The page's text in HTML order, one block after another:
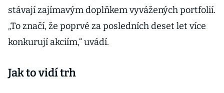
stávají zajímavým doplňkem vyvážených portfolií.
„To značí, že poprvé za posledních deset let více
konkurují akciím,“ uvádí.
Jak to vidí trh